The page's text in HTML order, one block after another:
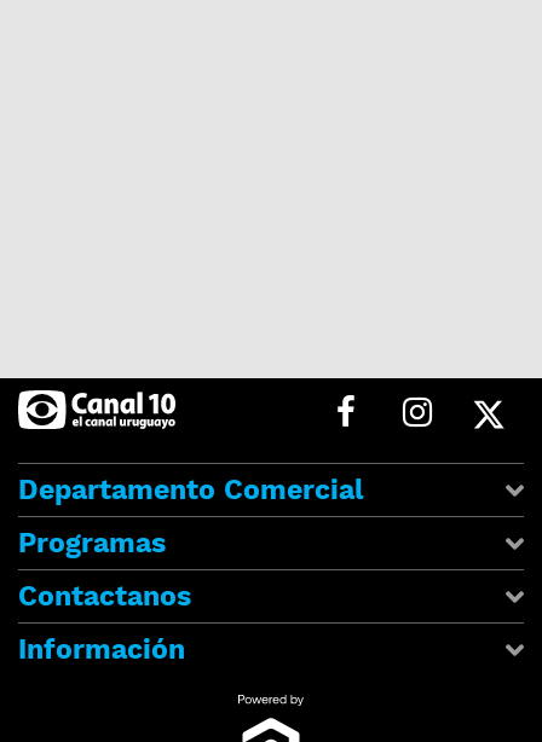
Departamento Comercial
Programas
Contactanos
Información